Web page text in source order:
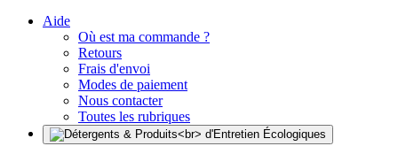
Aide
Où est ma commande ?
Retours
Frais d'envoi
Modes de paiement
Nous contacter
Toutes les rubriques